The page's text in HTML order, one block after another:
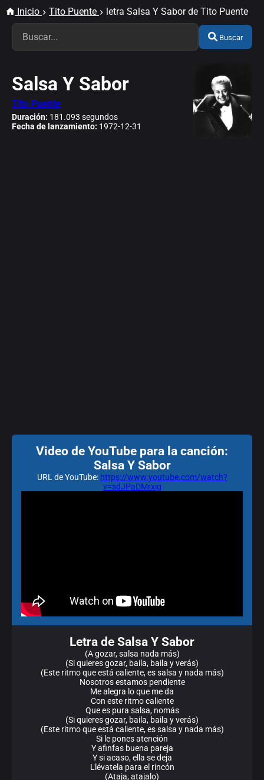
Inicio Tito Puente letra Salsa Y Sabor de Tito Puente
Buscar
Salsa Y Sabor
Tito Puente
Duración: 181.093 segundos
Fecha de lanzamiento: 1972-12-31
Video de YouTube para la canción:
Salsa Y Sabor
URL de YouTube: https://www.youtube.com/watch?
v=sdJPaDMrxig
Letra de Salsa Y Sabor
(A gozar, salsa nada más)
(Si quieres gozar, baila, baila y verás)
(Este ritmo que está caliente, es salsa y nada más)
Nosotros estamos pendiente
Me alegra lo que me da
Con este ritmo caliente
Que es pura salsa, nomás
(Si quieres gozar, baila, baila y verás)
(Este ritmo que está caliente, es salsa y nada más)
Si le pones atención
Y afinfas buena pareja
Y si acaso, ella se deja
Llévatela para el rincón
(Ataja, atajalo)